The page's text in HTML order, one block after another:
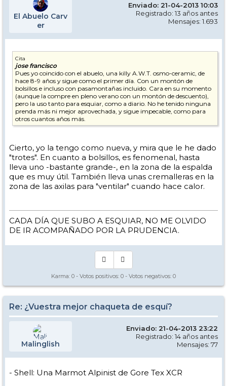
El Abuelo Carv
er
Enviado: 21-04-2013 10:03
Registrado: 13 años antes
Mensajes: 1.693
Cita
jose francisco
Pues yo coincido con el abuelo, una killy A.W.T. osmo-ceramic, de
hace 8-9 años y sigue como el primer día. Con un montón de
bolsillos e incluso con pasamontañas incluido. Cara en su momento
(aunque la compre en pleno verano con un montón de descuento),
pero la uso tanto para esquiar, como a diario. No he tenido ninguna
prenda más ni mejor aprovechada, y sigue impecable, como para
otros cuantos años más.
Cierto, yo la tengo como nueva, y mira que le he dado
"trotes". En cuanto a bolsillos, es fenomenal, hasta
lleva uno -bastante grande-, en la zona de la espalda
que es muy útil. También lleva unas cremalleras en la
zona de las axilas para "ventilar" cuando hace calor.
CADA DÍA QUE SUBO A ESQUIAR, NO ME OLVIDO
DE IR ACOMPAÑADO POR LA PRUDENCIA.
Karma: 0 - Votos positivos: 0 - Votos negativos: 0
Re: ¿Vuestra mejor chaqueta de esquí?
Malinglish
Enviado: 21-04-2013 23:22
Registrado: 14 años antes
Mensajes: 77
- Shell: Una Marmot Alpinist de Gore Tex XCR